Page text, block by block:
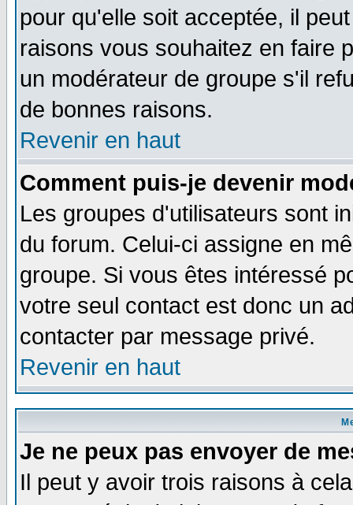
pour qu'elle soit acceptée, il
raisons vous souhaitez en faire
un modérateur de groupe s'il
de bonnes raisons.
Revenir en haut
Comment puis-je devenir
Les groupes d'utilisateurs sont
du forum. Celui-ci assigne en
groupe. Si vous êtes intéressé
votre seul contact est donc un
contacter par message privé.
Revenir en haut
Je ne peux pas envoyer de
Il peut y avoir trois raisons à